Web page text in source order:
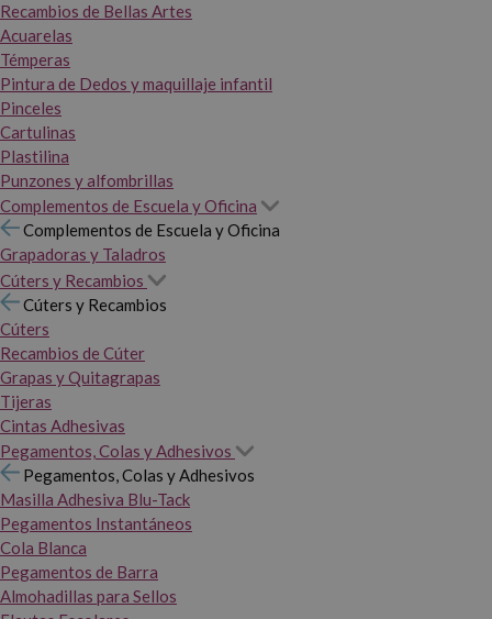
Recambios de Bellas Artes
Acuarelas
Témperas
Pintura de Dedos y maquillaje infantil
Pinceles
Cartulinas
Plastilina
Punzones y alfombrillas
Complementos de Escuela y Oficina
Complementos de Escuela y Oficina
Grapadoras y Taladros
Cúters y Recambios
Cúters y Recambios
Cúters
Recambios de Cúter
Grapas y Quitagrapas
Tijeras
Cintas Adhesivas
Pegamentos, Colas y Adhesivos
Pegamentos, Colas y Adhesivos
Masilla Adhesiva Blu-Tack
Pegamentos Instantáneos
Cola Blanca
Pegamentos de Barra
Almohadillas para Sellos